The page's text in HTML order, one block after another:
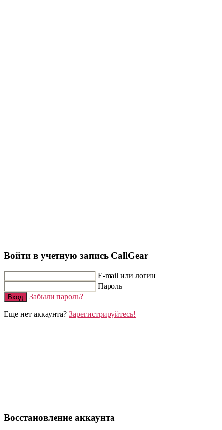
Войти в учетную запись CallGear
E-mail или логин
Пароль
Вход Забыли пароль?
Еще нет аккаунта? Зарегистрируйтесь!
Восстановление аккаунта